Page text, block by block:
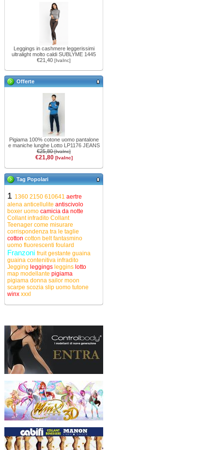
Leggings in cashmere leggerissimi
ultralight molto caldi SUBLYME 1445
€21,40 [IvaInc]
Offerte
Pigiama 100% cotone uomo pantalone
e maniche lunghe Lotto LP1176 JEANS
€25,80[IvaInc]
€21,80 [IvaInc]
Tag Popolari
1 1360 2150 610641 aertre
alena anticellulite antiscivolo
boxer uomo camicia da notte
Collant infradito Collant
Teenager come misurare
corrispondenza tra le taglie
cotton cotton beltfantasmino
uomo fluorescenti foulard
Franzoni fruitgestante guaina
guaina contenitiva infradito
Jegging leggings leggins lotto
map modellante pigiama
pigiama donna sailor moon
scarpe scozia slip uomo tutone
winx xxxl